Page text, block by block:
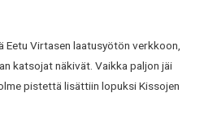
Eetu Virtasen laatusyötön verkkoon,
katsojat näkivät. Vaikka paljon jäi
pistettä lisättiin lopuksi Kissojen